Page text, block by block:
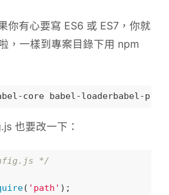
你有心要寫 ES6 或 ES7，你就
，一樣到專案目錄下用 npm
也要改一下：
*/
( 'path'